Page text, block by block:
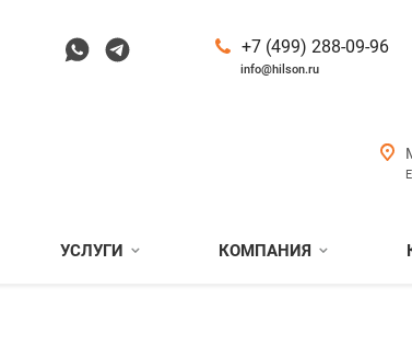
+7 (499) 288-09-96
info@hilson.ru
УСЛУГИ КОМПАНИЯ